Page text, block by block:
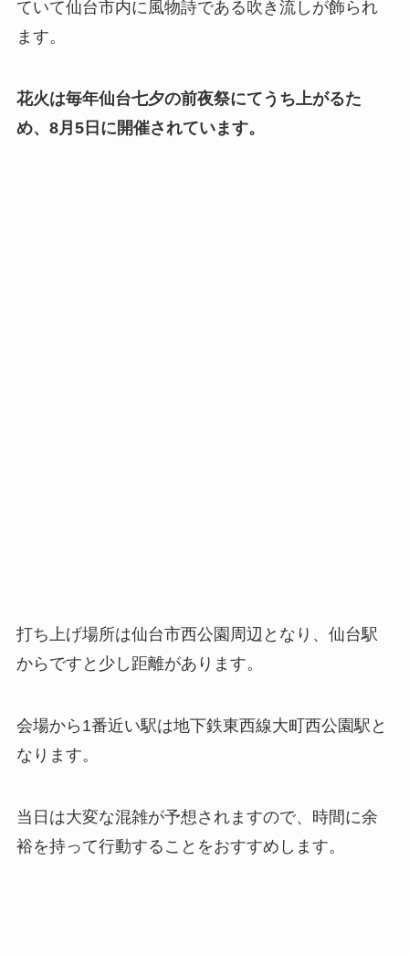
ていて仙台市内に風物詩である吹き流しが飾られ
ます。
花火は毎年仙台七夕の前夜祭にてうち上がるた
め、8月5日に開催されています。
打ち上げ場所は仙台市西公園周辺となり、仙台駅
からですと少し距離があります。
会場から1番近い駅は地下鉄東西線大町西公園駅と
なります。
当日は大変な混雑が予想されますので、時間に余
裕を持って行動することをおすすめします。